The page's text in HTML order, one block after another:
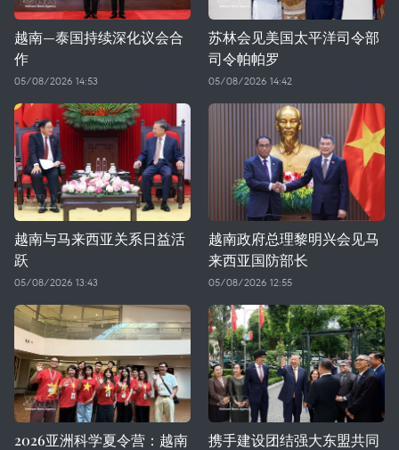
越南—泰国持续深化议会合
作
05/08/2026 14:53
苏林会见美国太平洋司令部
司令帕帕罗
05/08/2026 14:42
越南与马来西亚关系日益活
跃
05/08/2026 13:43
越南政府总理黎明兴会见马
来西亚国防部长
05/08/2026 12:55
2026亚洲科学夏令营：越南
携手建设团结强大东盟共同